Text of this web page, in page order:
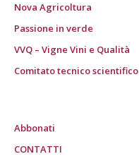
Nova Agricoltura
Passione in verde
VVQ – Vigne Vini e Qualità
Comitato tecnico scientifico
Abbonati
CONTATTI